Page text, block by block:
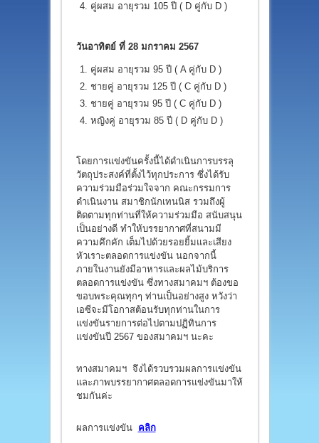
คู่ผสม อายุรวม 105 ปี ( D คู่กับ D )
วันอาทิตย์ ที่ 28 มกราคม 2567
คู่ผสม อายุรวม 95 ปี ( A คู่กับ D )
ชายคู่ อายุรวม 125 ปี ( C คู่กับ D )
ชายคู่ อายุรวม 95 ปี ( C คู่กับ D )
หญิงคู่ อายุรวม 85 ปี ( D คู่กับ D )
โดยการแข่งขันครั้งนี้ได้ดำเนินการบรรลุ
วัตถุประสงค์ที่ตั้งไว้ทุกประการ ซึ่งได้รับ
ความร่วมมือร่วมใจจาก คณะกรรมการ
ดำเนินงาน สมาชิกนักเทนนิส รวมถึงผู้
ติดตามทุกท่านที่ให้ความร่วมมือ สนับสนุน
เป็นอย่างดี ทำให้บรรยากาศที่สนามมี
ความคึกคัก เต็มไปด้วยรอยยิ้มและเสียง
หัวเราะตลอดการแข่งขัน นอกจากนี้
ภายในงานยังมีอาหารและผลไม้บริการ
ตลอดการแข่งขัน ซึ่งทางสมาคมฯ ต้องขอ
ขอบพระคุณทุกๆ ท่านเป็นอย่างสูง หวังว่า
เอซีจะมีโอกาสต้อนรับทุกท่านในการ
แข่งขันรายการต่อไปตามปฏิทินการ
แข่งขันปี 2567 ของสมาคมฯ นะคะ
ทางสมาคมฯ จึงได้รวบรวมผลการแข่งขัน
และภาพบรรยากาศตลอดการแข่งขันมาให้
ชมกันค่ะ
ผลการแข่งขัน คลิก